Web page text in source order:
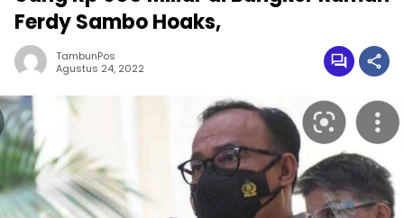
Ferdy Sambo Hoaks,
TambunPos
Agustus 24, 2022